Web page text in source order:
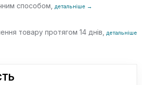
способом,
детальніше →
товару протягом 14 днів,
детальніше